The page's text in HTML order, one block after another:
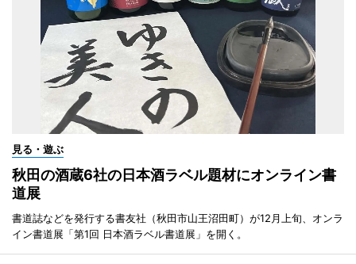
見る・遊ぶ
秋田の酒蔵6社の日本酒ラベル題材にオンライン書
道展
書道誌などを発行する書友社（秋田市山王沼田町）が12月上旬、オンラ
イン書道展「第1回 日本酒ラベル書道展」を開く。